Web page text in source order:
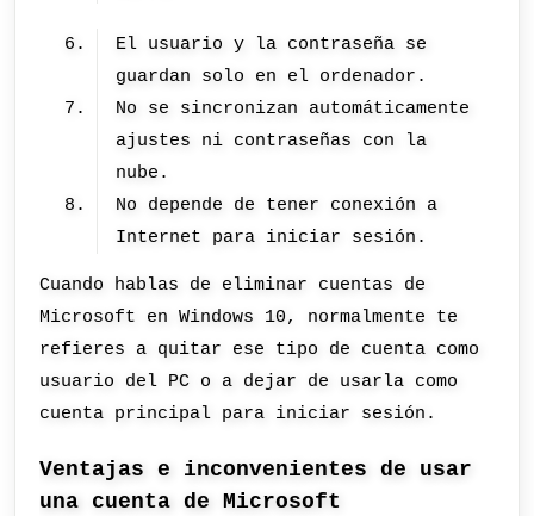
El usuario y la contraseña se
guardan solo en el ordenador.
No se sincronizan automáticamente
ajustes ni contraseñas con la
nube.
No depende de tener conexión a
Internet para iniciar sesión.
Cuando hablas de eliminar cuentas de
Microsoft en Windows 10, normalmente te
refieres a quitar ese tipo de cuenta como
usuario del PC o a dejar de usarla como
cuenta principal para iniciar sesión.
Ventajas e inconvenientes de usar
una cuenta de Microsoft